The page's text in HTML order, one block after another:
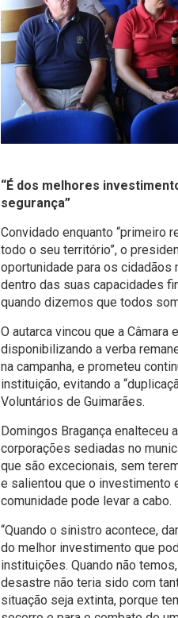
“É dos melhores
segurança”
Convidado enquanto “primeiro
todo o seu território”, o
oportunidade para os cidadãos
dentro das suas capacidades
quando dizemos que todos
O autarca vincou que a Câmara
disponibilizando a verba
na campanha, e prometeu
instituição, evitando a
Voluntários de Guimarães.
Domingos Bragança enalteceu
corporações sediadas no
que são excecionais, sem
e salientou que o investimento
comunidade pode levar a cabo.
“Quando o sinistro acontece,
do melhor investimento que
instituições. Quando não
desastre não teria sido com
situação seja extinta, porque